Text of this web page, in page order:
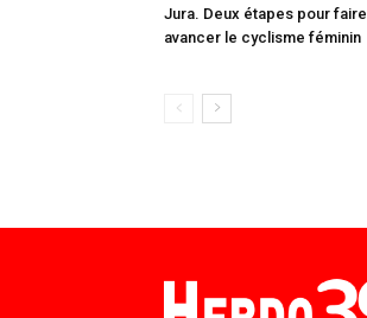
Jura. Deux étapes pour faire
avancer le cyclisme féminin